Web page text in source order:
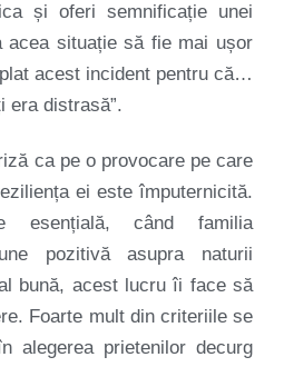
și oferi semnificație unei
situație să fie mai ușor
acest incident pentru că…
era distrasă”.
ca pe o provocare pe care
ei este împuternicită.
esențială, când familia
pozitivă asupra naturii
bună, acest lucru îi face să
Foarte mult din criteriile se
alegerea prietenilor decurg